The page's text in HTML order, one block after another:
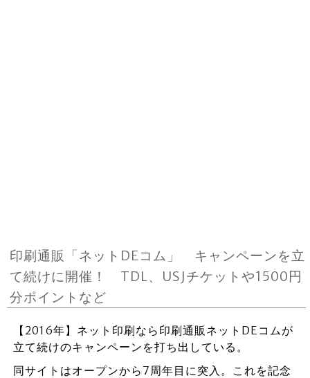
印刷通販「ネットDEコム」 キャンペーンを立
て続けに開催！ TDL、USJチケットや1500円
分ポイントなど
【2016年】ネット印刷なら印刷通販ネットDEコムが
立て続けのキャンペーンを打ち出している。
同サイトはオープンから7周年目に突入。これを記念